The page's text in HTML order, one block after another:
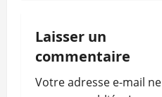
t
i
o
Laisser un
commentaire
Votre adresse e-mail ne